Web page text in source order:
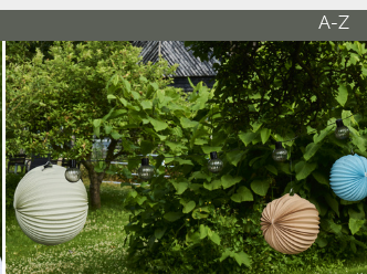
A-Z